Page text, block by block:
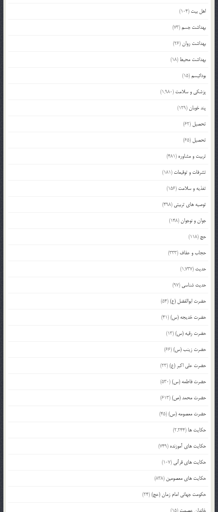
اهل بیت (104)
بهداشت جسم(73)
بهداشت روان(26)
بهداشت محیط (18)
بودائیسم(15)
پزشکی و سلامت (1,980)
پند خوبان(129)
تحصیل (62)
تحصیل (65)
تربیت و مشاوره (481)
تشرفات و توقیعات (181)
تغذیه و سلامت (156)
توصیه های تربیتی (498)
جوان و نوجوان(148)
حج (118)
حجاب و عفاف (333)
حدیث (1,737)
حدیث شناسی (97)
حضرت ابوالفضل (ع)(54)
حضرت خدیجه (س)(41)
حضرت رقیه (س)(13)
حضرت زینب (س)(66)
حضرت علی اکبر (ع)(23)
حضرت فاطمه (س)(530)
حضرت محمد (ص)(613)
حضرت معصومه (س)(45)
حکایت ها (2,244)
حکایت های آموزنده (749)
حکایت های قرآنی (107)
حکایت های معصومین (838)
حکومت جهانی امام زمان (عج)(24)